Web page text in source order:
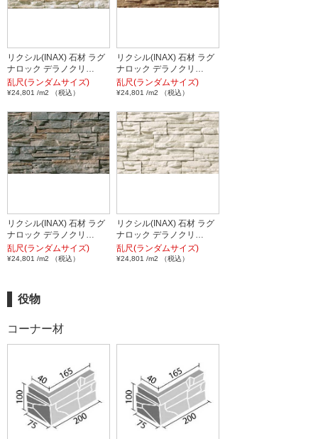
リクシル(INAX) 石材 ラグ
ナロック デラノクリ…
乱尺(ランダムサイズ)
¥24,801 /m2 （税込）
リクシル(INAX) 石材 ラグ
ナロック デラノクリ…
乱尺(ランダムサイズ)
¥24,801 /m2 （税込）
リクシル(INAX) 石材 ラグ
ナロック デラノクリ…
乱尺(ランダムサイズ)
¥24,801 /m2 （税込）
リクシル(INAX) 石材 ラグ
ナロック デラノクリ…
乱尺(ランダムサイズ)
¥24,801 /m2 （税込）
役物
コーナー材